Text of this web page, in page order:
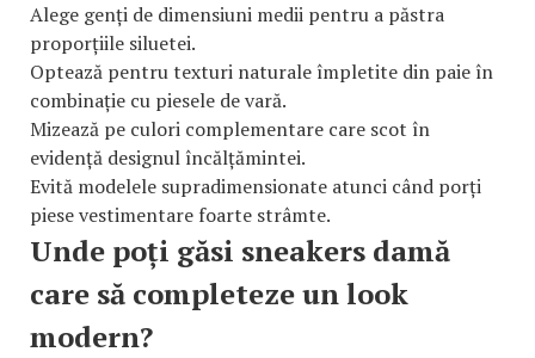
Alege genți de dimensiuni medii pentru a păstra
proporțiile siluetei.
Optează pentru texturi naturale împletite din paie în
combinație cu piesele de vară.
Mizează pe culori complementare care scot în
evidență designul încălțămintei.
Evită modelele supradimensionate atunci când porți
piese vestimentare foarte strâmte.
Unde poți găsi sneakers damă
care să completeze un look
modern?